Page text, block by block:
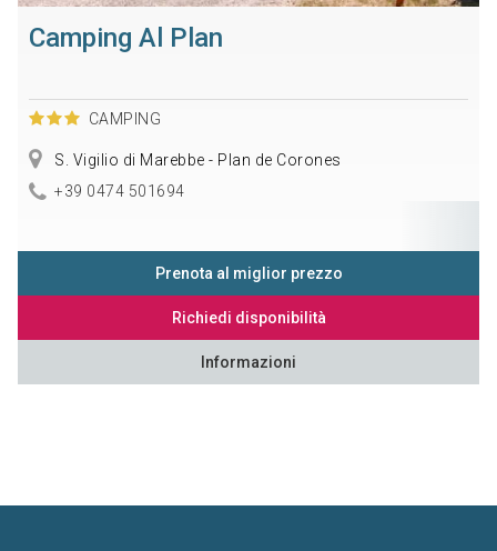
Camping Al Plan
CAMPING
S. Vigilio di Marebbe - Plan de Corones
+39 0474 501694
Prenota al miglior prezzo
Richiedi disponibilità
Informazioni